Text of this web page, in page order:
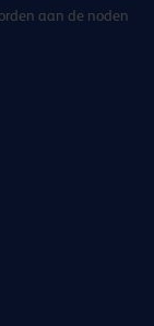
aan de noden